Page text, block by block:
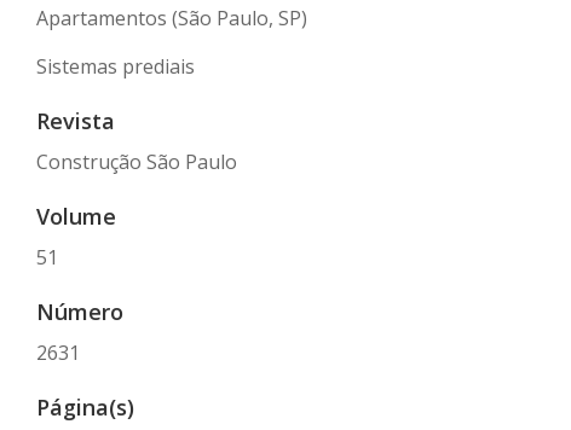
Apartamentos (São Paulo, SP)
Sistemas prediais
Revista
Construção São Paulo
Volume
51
Número
2631
Página(s)